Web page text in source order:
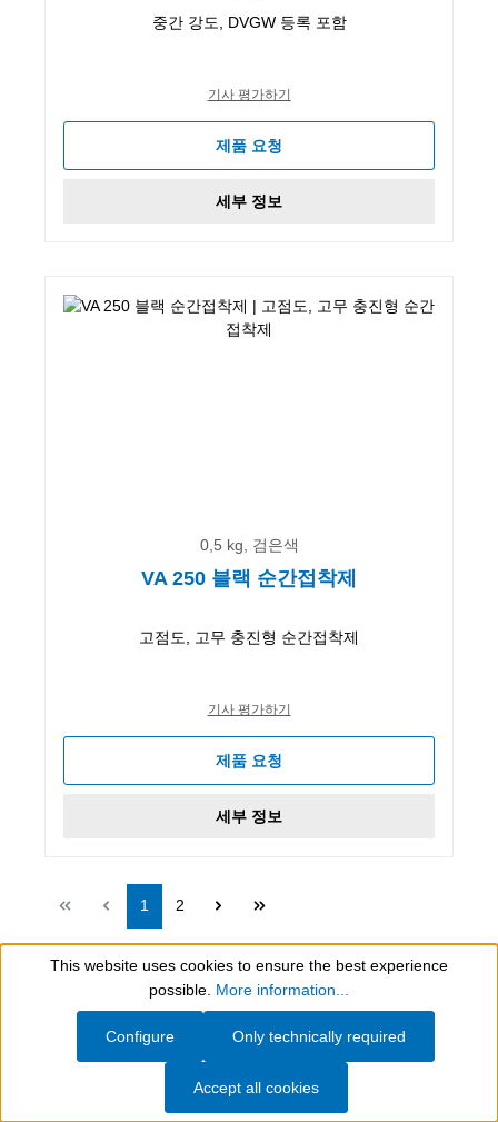
중간 강도, DVGW 등록 포함
기사 평가하기
제품 요청
세부 정보
0,5 kg, 검은색
VA 250 블랙 순간접착제
고점도, 고무 충진형 순간접착제
기사 평가하기
제품 요청
세부 정보
Page
1 Page
2
WEICON South East Asia Pte Ltd
Show toolbar
This website uses cookies to ensure the best experience
possible. More information...
Only technically required
Configure
Accept all cookies